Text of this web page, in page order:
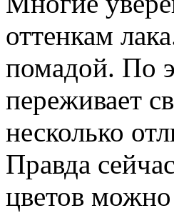
оттенкам
помадой. По
переживает
несколько
Правда
цветов